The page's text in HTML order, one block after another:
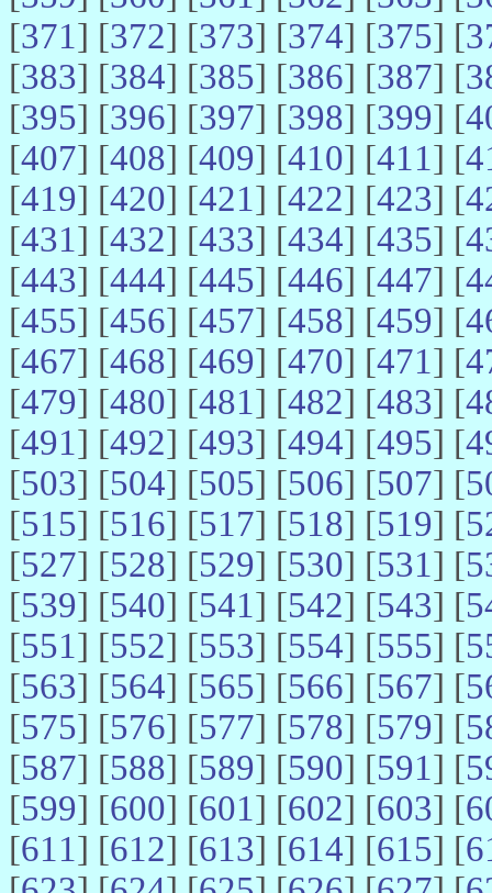
[371] [372] [373] [374] [375] [
[383] [384] [385] [386] [387] [
[395] [396] [397] [398] [399] [
[407] [408] [409] [410] [411] [
[419] [420] [421] [422] [423] [
[431] [432] [433] [434] [435] [
[443] [444] [445] [446] [447] [
[455] [456] [457] [458] [459] [
[467] [468] [469] [470] [471] [
[479] [480] [481] [482] [483] [
[491] [492] [493] [494] [495] [
[503] [504] [505] [506] [507] [
[515] [516] [517] [518] [519] [
[527] [528] [529] [530] [531] [
[539] [540] [541] [542] [543] [
[551] [552] [553] [554] [555] [
[563] [564] [565] [566] [567] [
[575] [576] [577] [578] [579] [
[587] [588] [589] [590] [591] [
[599] [600] [601] [602] [603] [
[611] [612] [613] [614] [615] [